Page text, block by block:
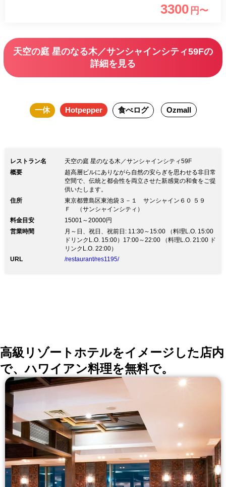
3300 円〜
天空の庭 星のなる木／サンシャインシティ59Fの
詳細を見る
一休 Hotpepper 食べログ Ozmall
レストラン名
天空の庭 星のなる木／サンシャインシティ59F
概要
超高層ビルにありながら自然の安らぎを思わせる非日常
空間で、伝統と都会性を両立させた新感覚の和食をご提
供いたします。
住所
東京都豊島区東池袋３－１ サンシャイン６０ ５９
Ｆ （サンシャインシティ）
料金目安
15001～20000円
営業時間
月～日、祝日、祝前日: 11:30～15:00 （料理L.O. 15:00
ドリンクL.O. 15:00）17:00～22:00 （料理L.O. 21:00 ド
リンクL.O. 22:00）
URL
/restaurant/res1195/
高級リゾートホテルをイメージした店内
で、ハワイアン料理を無料で。